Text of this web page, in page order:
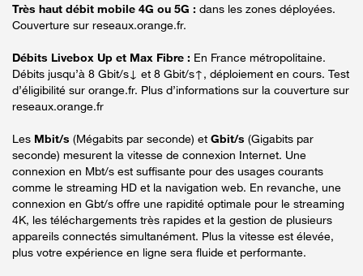
Très haut débit mobile 4G ou 5G : dans les zones déployées.
Couverture sur reseaux.orange.fr.
Débits Livebox Up et Max Fibre : En France métropolitaine.
Débits jusqu’à 8 Gbit/s↓ et 8 Gbit/s↑, déploiement en cours. Test
d’éligibilité sur orange.fr. Plus d’informations sur la couverture sur
reseaux.orange.fr
Les Mbit/s (Mégabits par seconde) et Gbit/s (Gigabits par
seconde) mesurent la vitesse de connexion Internet. Une
connexion en Mbt/s est suffisante pour des usages courants
comme le streaming HD et la navigation web. En revanche, une
connexion en Gbt/s offre une rapidité optimale pour le streaming
4K, les téléchargements très rapides et la gestion de plusieurs
appareils connectés simultanément. Plus la vitesse est élevée,
plus votre expérience en ligne sera fluide et performante.